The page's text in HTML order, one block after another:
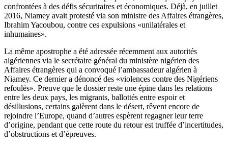
confrontées à des défis sécuritaires et économiques. Déjà, en juillet
2016, Niamey avait protesté via son ministre des Affaires étrangères,
Ibrahim Yacoubou, contre ces expulsions «unilatérales et
inhumaines».
La même apostrophe a été adressée récemment aux autorités
algériennes via le secrétaire général du ministère nigérien des
Affaires étrangères qui a convoqué l’ambassadeur algérien à
Niamey. Ce dernier a dénoncé des «violences contre des Nigériens
refoulés». Preuve que le dossier reste une épine dans les relations
entre les deux pays, les migrants, ballottés entre espoir et
désillusions, certains galèrent dans le désert, rêvent encore de
rejoindre l’Europe, quand d’autres espèrent regagner leur terre
d’origine, pendant que cette route du retour est truffée d’incertitudes,
d’obstructions et d’épreuves.